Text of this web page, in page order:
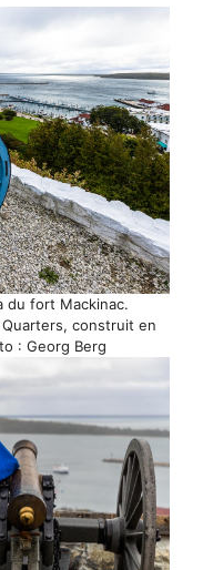
du fort Mackinac.
Quarters, construit en
: Georg Berg